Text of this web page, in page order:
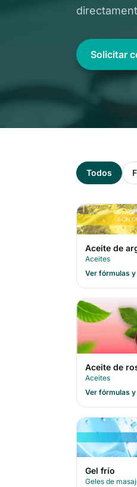
Solicitar
Todos
Aceite de
Aceites
Ver fórmulas
Aceite de
Aceites
Ver fórmulas
Gel frío
Geles de